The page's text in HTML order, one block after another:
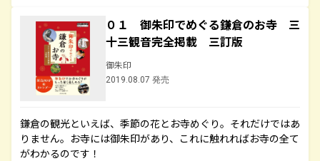
０１ 御朱印でめぐる鎌倉のお寺 三
十三観音完全掲載 三訂版
御朱印
2019.08.07 発売
鎌倉の観光といえば、季節の花とお寺めぐり。それだけではあ
りません。お寺には御朱印があり、これに触れればお寺の全て
がわかるのです！